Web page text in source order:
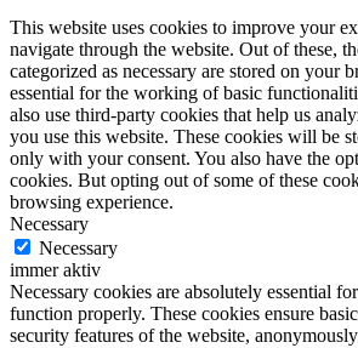
This website uses cookies to improve your
navigate through the website. Out of these,
categorized as necessary are stored on your
essential for the working of basic
also use third-party cookies that help us
you use this website. These cookies will be
only with your consent. You also have the
cookies. But opting out of some of these
browsing experience.
Necessary
Necessary
immer aktiv
Necessary cookies are absolutely essential
function properly. These cookies ensure
security features of the website,